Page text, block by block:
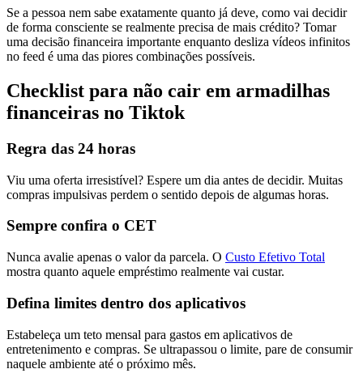
Se a pessoa nem sabe exatamente quanto já deve, como vai decidir
de forma consciente se realmente precisa de mais crédito? Tomar
uma decisão financeira importante enquanto desliza vídeos infinitos
no feed é uma das piores combinações possíveis.
Checklist para não cair em armadilhas
financeiras no Tiktok
Regra das 24 horas
Viu uma oferta irresistível? Espere um dia antes de decidir. Muitas
compras impulsivas perdem o sentido depois de algumas horas.
Sempre confira o CET
Nunca avalie apenas o valor da parcela. O Custo Efetivo Total
mostra quanto aquele empréstimo realmente vai custar.
Defina limites dentro dos aplicativos
Estabeleça um teto mensal para gastos em aplicativos de
entretenimento e compras. Se ultrapassou o limite, pare de consumir
naquele ambiente até o próximo mês.